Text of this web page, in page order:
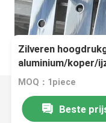
Zilveren
aluminium/koper/
MOQ：1piece
Beste